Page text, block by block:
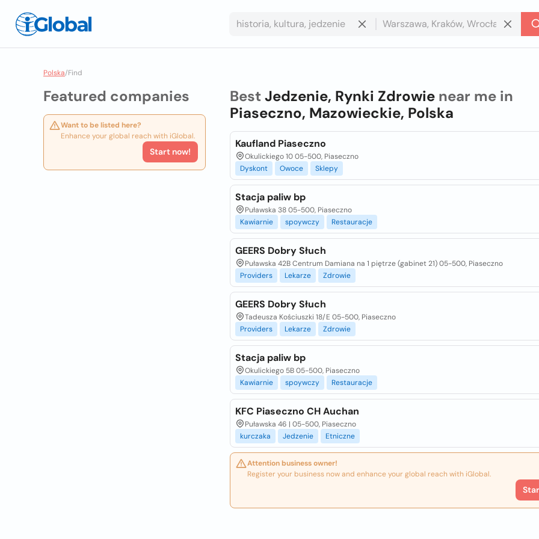
Polska/Find
Featured companies
Want to be listed here?
Enhance your global reach with iGlobal.
Start now!
Best Jedzenie, Rynki Zdrowienear me in
Piaseczno, Mazowieckie, Polska
Kaufland Piaseczno
Okulickiego 10 05-500, Piaseczno
Dyskont
Owoce Sklepy
Stacja paliw bp
Puławska 38 05-500, Piaseczno
Kawiarnie
spoywczy Restauracje
GEERS Dobry Słuch
Puławska 42B Centrum Damiana na 1 piętrze (gabinet 21) 05-500, Piaseczno
Providers
Lekarze Zdrowie
GEERS Dobry Słuch
Tadeusza Kościuszki 18/E 05-500, Piaseczno
Providers
Lekarze Zdrowie
Stacja paliw bp
Okulickiego 5B 05-500, Piaseczno
Kawiarnie
spoywczy Restauracje
KFC Piaseczno CH Auchan
Puławska 46 | 05-500, Piaseczno
kurczaka
Jedzenie Etniczne
Attention business owner!
Register your business now and enhance your global reach with iGlobal.